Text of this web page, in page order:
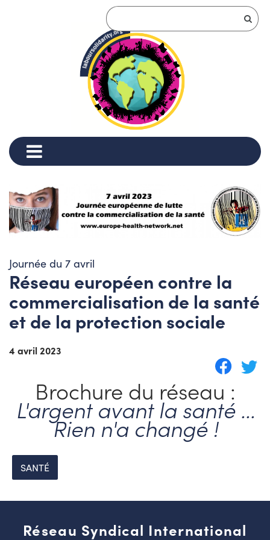
Journée du 7 avril
Réseau européen contre la
commercialisation de la santé
et de la protection sociale
4 avril 2023
Brochure du réseau :
L'argent avant la santé ...
Rien n'a changé !
SANTÉ
Réseau Syndical International